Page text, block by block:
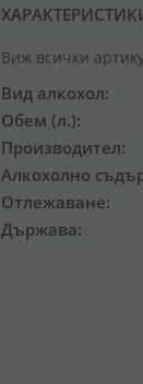
Виж всички
Вид алкохол
Обем (л.)
Производител
Алкохолно
Отлежаване
Държава